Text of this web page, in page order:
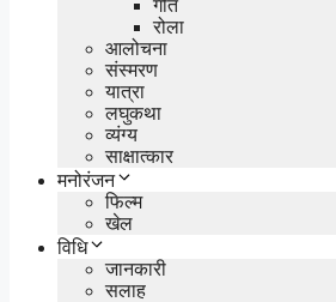
गीत
रोला
आलोचना
संस्मरण
यात्रा
लघुकथा
व्यंग्य
साक्षात्कार
मनोरंजन
फिल्म
खेल
विधि
जानकारी
सलाह